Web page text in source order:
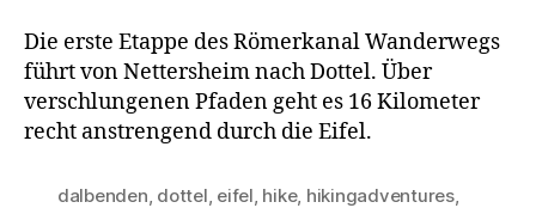
Die erste Etappe des Römerkanal Wanderwegs
führt von Nettersheim nach Dottel. Über
verschlungenen Pfaden geht es 16 Kilometer
recht anstrengend durch die Eifel.
dalbenden, dottel, eifel, hike, hikingadventures,